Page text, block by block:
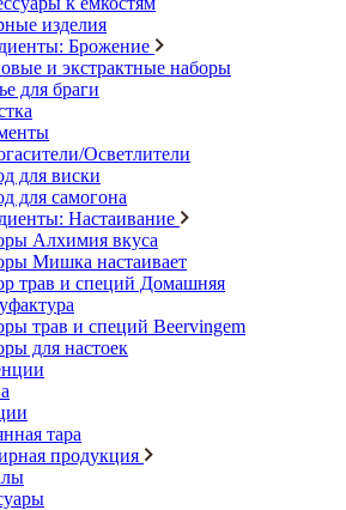
изделия
Брожение
и экстрактные наборы
для браги
Осветлители
для виски
для самогона
Настаивание
Алхимия вкуса
Мишка настаивает
трав и специй Домашняя
трав и специй Beervingem
для настоек
тара
продукция